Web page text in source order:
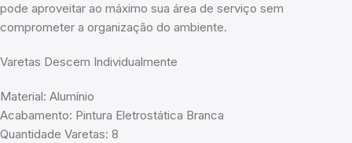
pode aproveitar ao máximo sua área de serviço sem
comprometer a organização do ambiente.
Varetas Descem Individualmente
Material: Alumínio
Acabamento: Pintura Eletrostática Branca
Quantidade Varetas: 8